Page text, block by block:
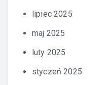
lipiec 2025
maj 2025
luty 2025
styczeń 2025